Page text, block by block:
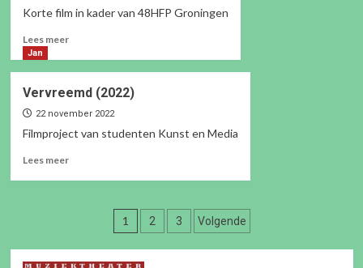
Korte film in kader van 48HFP Groningen
Lees meerLees
(2023)
Jan
Vervreemd (2022)
22 november 2022
Filmproject van studenten Kunst en Media
Lees meerLees
Berichten
paginering
1 2 3 Volgende